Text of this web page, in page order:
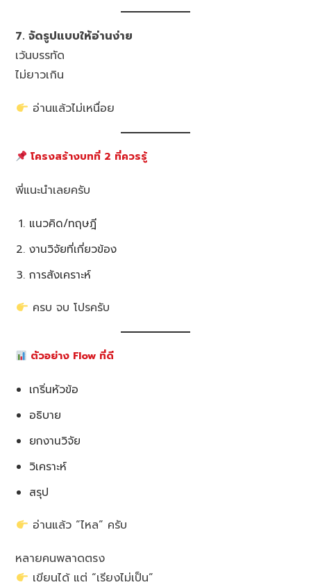
7. จัดรูปแบบให้อ่านง่าย
เว้นบรรทัด
ไม่ยาวเกิน
อ่านแล้วไม่เหนื่อย
โครงสร้างบทที่ 2 ที่ควรรู้
พี่แนะนำเลยครับ
แนวคิด/ทฤษฎี
งานวิจัยที่เกี่ยวข้อง
การสังเคราะห์
ครบ จบ โปรครับ
ตัวอย่าง Flow ที่ดี
เกริ่นหัวข้อ
อธิบาย
ยกงานวิจัย
วิเคราะห์
สรุป
อ่านแล้ว “ไหล” ครับ
หลายคนพลาดตรง
เขียนได้ แต่ “เรียงไม่เป็น”